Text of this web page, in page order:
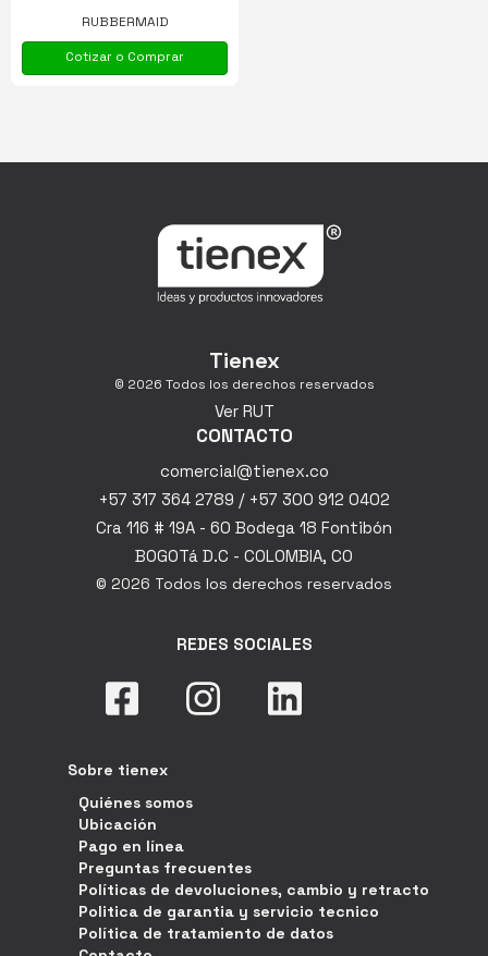
RUBBERMAID
Cotizar o Comprar
Tienex
© 2026 Todos los derechos reservados
Ver RUT
CONTACTO
comercial@tienex.co
+57 317 364 2789 / +57 300 912 0402
Cra 116 # 19A - 60 Bodega 18 Fontibón
BOGOTá D.C - COLOMBIA, CO
© 2026 Todos los derechos reservados
REDES SOCIALES
Sobre tienex
Quiénes somos
Ubicación
Pago en línea
Preguntas frecuentes
Políticas de devoluciones, cambio y retracto
Politica de garantia y servicio tecnico
Política de tratamiento de datos